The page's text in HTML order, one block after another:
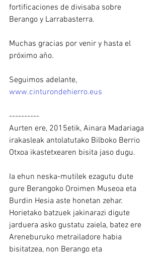
fortificaciones de divisaba sobre
Berango y Larrabasterra.
Muchas gracias por venir y hasta el
próximo año.
Seguimos adelante,
www.cinturondehierro.eus
----------
Aurten ere, 2015etik, Ainara Madariaga
irakasleak antolatutako Bilboko Berrio
Otxoa ikastetxearen bisita jaso dugu.
Ia ehun neska-mutilek ezagutu dute
gure Berangoko Oroimen Museoa eta
Burdin Hesia aste honetan zehar.
Horietako batzuek jakinarazi digute
jarduera asko gustatu zaiela, batez ere
Areneburuko metrailadore habia
bisitatzea, non Berango eta